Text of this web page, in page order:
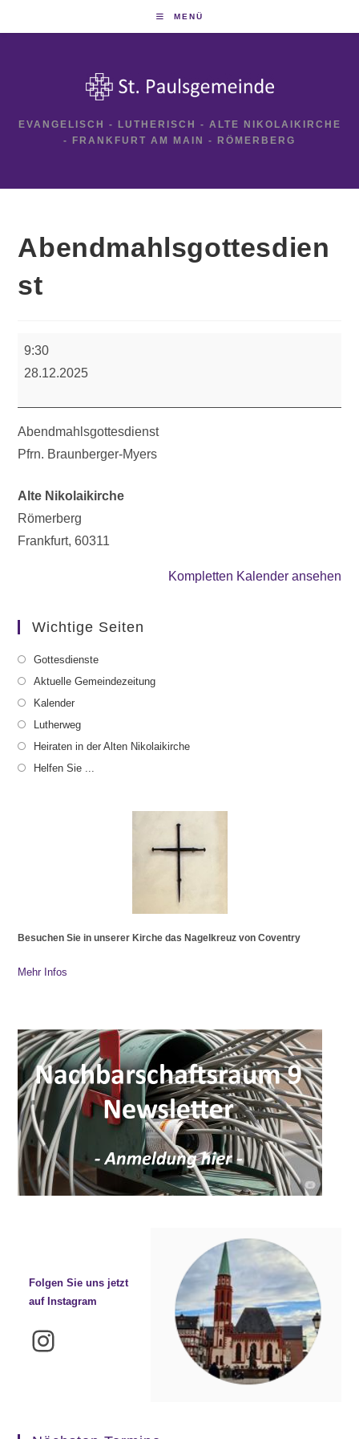
MENÜ
EVANGELISCH - LUTHERISCH - ALTE NIKOLAIKIRCHE
- FRANKFURT AM MAIN - RÖMERBERG
Abendmahlsgottesdien
st
9:30
28.12.2025
Abendmahlsgottesdienst
Pfrn. Braunberger-Myers
Alte Nikolaikirche
Römerberg
Frankfurt,60311
Kompletten Kalender ansehen
Wichtige Seiten
Gottesdienste
Aktuelle Gemeindezeitung
Kalender
Lutherweg
Heiraten in der Alten Nikolaikirche
Helfen Sie ...
Besuchen Sie in unserer Kirche das Nagelkreuz von Coventry
Mehr Infos
Folgen Sie uns jetzt
auf Instagram
Instagram